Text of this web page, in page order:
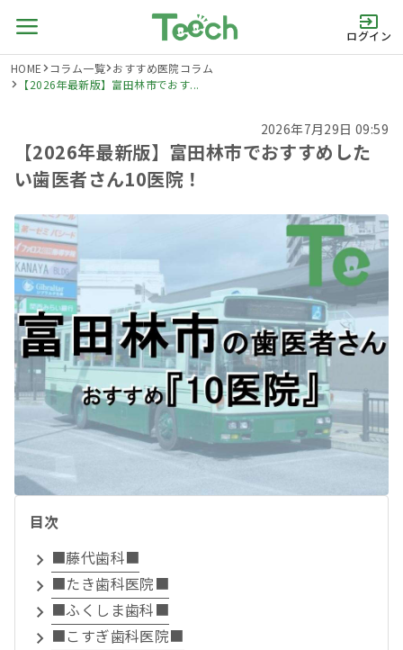
ログイン
HOME コラム一覧 おすすめ医院コラム
【2026年最新版】富田林市でおす...
2026年7月29日 09:59
【2026年最新版】富田林市でおすすめした
い歯医者さん10医院！
目次
■藤代歯科■
■たき歯科医院■
■ふくしま歯科■
■こすぎ歯科医院■